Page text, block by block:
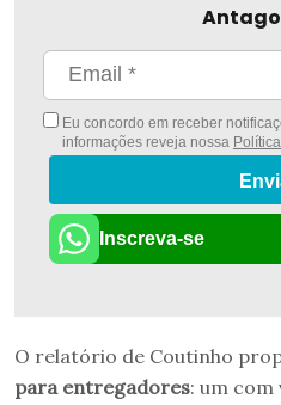
Eu concordo em receber
informações reveja nossa
Inscreva-se
O relatório de Coutinho
para entregadores: um com